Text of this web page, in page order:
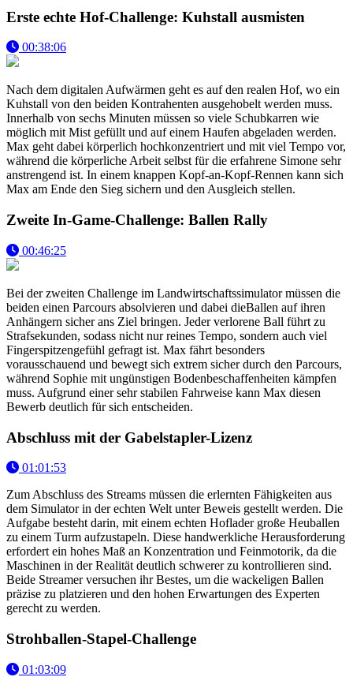
Erste echte Hof-Challenge: Kuhstall ausmisten
00:38:06
Nach dem digitalen Aufwärmen geht es auf den realen Hof, wo ein
Kuhstall von den beiden Kontrahenten ausgehobelt werden muss.
Innerhalb von sechs Minuten müssen so viele Schubkarren wie
möglich mit Mist gefüllt und auf einem Haufen abgeladen werden.
Max geht dabei körperlich hochkonzentriert und mit viel Tempo vor,
während die körperliche Arbeit selbst für die erfahrene Simone sehr
anstrengend ist. In einem knappen Kopf-an-Kopf-Rennen kann sich
Max am Ende den Sieg sichern und den Ausgleich stellen.
Zweite In-Game-Challenge: Ballen Rally
00:46:25
Bei der zweiten Challenge im Landwirtschaftssimulator müssen die
beiden einen Parcours absolvieren und dabei dieBallen auf ihren
Anhängern sicher ans Ziel bringen. Jeder verlorene Ball führt zu
Strafsekunden, sodass nicht nur reines Tempo, sondern auch viel
Fingerspitzengefühl gefragt ist. Max fährt besonders
vorausschauend und bewegt sich extrem sicher durch den Parcours,
während Sophie mit ungünstigen Bodenbeschaffenheiten kämpfen
muss. Aufgrund einer sehr stabilen Fahrweise kann Max diesen
Bewerb deutlich für sich entscheiden.
Abschluss mit der Gabelstapler-Lizenz
01:01:53
Zum Abschluss des Streams müssen die erlernten Fähigkeiten aus
dem Simulator in der echten Welt unter Beweis gestellt werden. Die
Aufgabe besteht darin, mit einem echten Hoflader große Heuballen
zu einem Turm aufzustapeln. Diese handwerkliche Herausforderung
erfordert ein hohes Maß an Konzentration und Feinmotorik, da die
Maschinen in der Realität deutlich schwerer zu kontrollieren sind.
Beide Streamer versuchen ihr Bestes, um die wackeligen Ballen
präzise zu platzieren und den hohen Erwartungen des Experten
gerecht zu werden.
Strohballen-Stapel-Challenge
01:03:09